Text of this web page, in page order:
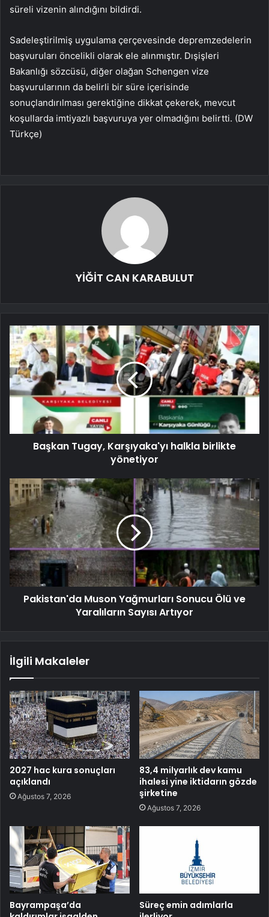
süreli vizenin alındığını bildirdi.
Sadeleştirilmiş uygulama çerçevesinde depremzedelerin
başvuruları öncelikli olarak ele alınmıştır. Dışişleri
Bakanlığı sözcüsü, diğer olağan Schengen vize
başvurularının da belirli bir süre içerisinde
sonuçlandırılması gerektiğine dikkat çekerek, mevcut
koşullarda imtiyazlı başvuruya yer olmadığını belirtti. (DW
Türkçe)
YİĞİT CAN KARABULUT
Başkan Tugay, Karşıyaka'yı halkla birlikte
yönetiyor
Pakistan'da Muson Yağmurları Sonucu Ölü ve
Yaralıların Sayısı Artıyor
İlgili Makaleler
2027 hac kura sonuçları
açıklandı
Ağustos 7, 2026
83,4 milyarlık dev kamu
ihalesi yine iktidarın gözde
şirketine
Ağustos 7, 2026
Bayrampaşa’da
Süreç emin adımlarla